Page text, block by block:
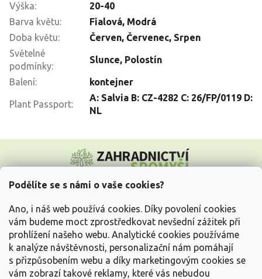
Podělíte se s námi o vaše cookies?
Ano, i náš web používá cookies. Díky povolení cookies
vám budeme moct zprostředkovat nevšední zážitek při
prohlížení našeho webu. Analytické cookies používáme
k analýze návštěvnosti, personalizační nám pomáhají
s přizpůsobením webu a díky marketingovým cookies se
vám zobrazí takové reklamy, které vás nebudou
Výška:
20-40
Barva květu: Fialová, Modrá
Doba květu: Červen, Červenec, Srpen
Světelné
podmínky:
Slunce, Polostín
Balení: kontejner
Plant Passport:
A: Salvia B: CZ-4282 C: 26/FP/0119 D:
NL
p
Vše o nákupu
Informace pro Vás
Kontakujte nás